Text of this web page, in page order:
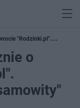
"Rodzinki.pl".
o